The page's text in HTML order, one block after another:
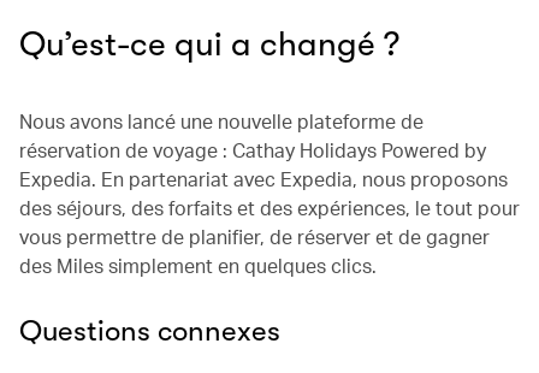
Qu’est-ce qui a changé ?
Nous avons lancé une nouvelle plateforme de
réservation de voyage : Cathay Holidays Powered by
Expedia. En partenariat avec Expedia, nous proposons
des séjours, des forfaits et des expériences, le tout pour
vous permettre de planifier, de réserver et de gagner
des Miles simplement en quelques clics.
Questions connexes